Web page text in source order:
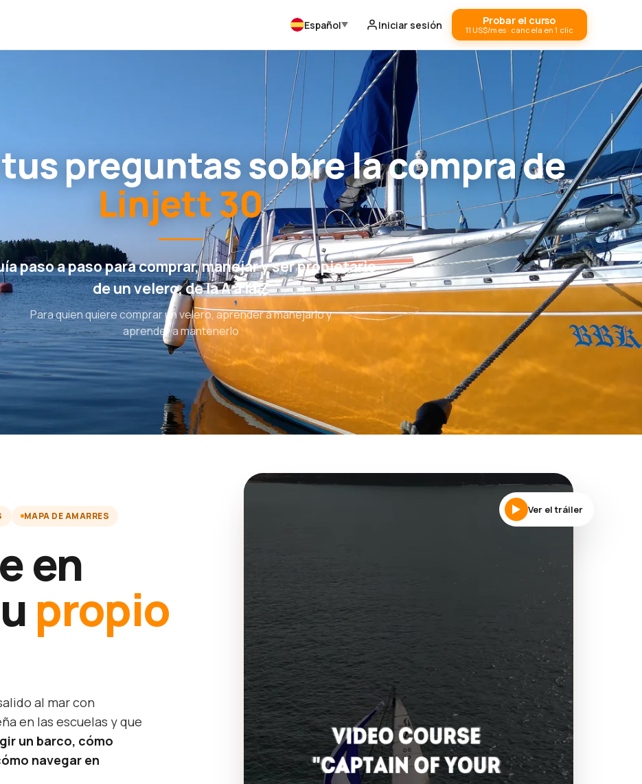
Español Iniciar sesión Probar el curso
11 US$/mes · cancela en 1 clic
preguntas sobre la compra de
Linjett 30
paso a paso para comprar, manejar y ser propietario
de un velero, de la A a la Z
Para quien quiere comprar un velero, aprender a manejarlo y
aprender a mantenerlo
MAPA DE AMARRES
en
propio
al mar con
en las escuelas y que
un barco, cómo
navegar en
Ver el tráiler